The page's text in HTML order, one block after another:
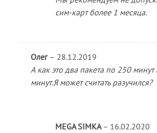
сим-карт более 1 месяца.
Олег – 28.12.2019
А как это два пакета по 250 минут
минут.Я может считать разучился?
MEGA SIMKA – 16.02.2020